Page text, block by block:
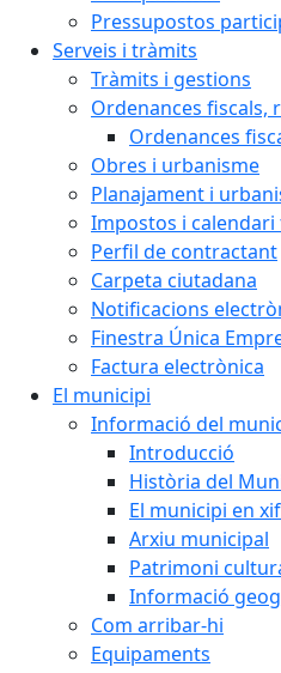
Pressupostos
Serveis i tràmits
Tràmits i gestions
Ordenances fiscals,
Ordenances
Obres i urbanisme
Planajament i
Impostos i calendari
Perfil de contractant
Carpeta ciutadana
Notificacions
Finestra Única
Factura electrònica
El municipi
Informació del
Introducció
Història del
El municipi en
Arxiu municipal
Patrimoni
Informació
Com arribar-hi
Equipaments